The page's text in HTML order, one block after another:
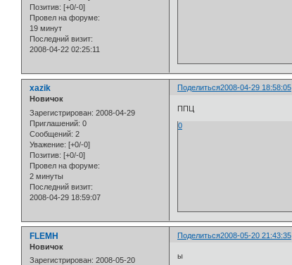
Позитив: [+0/-0]
Провел на форуме:
19 минут
Последний визит:
2008-04-22 02:25:11
Поделиться2008-04-29 18:58:05
xazik
Новичок
Зарегистрирован: 2008-04-29
Приглашений: 0
Сообщений: 2
Уважение: [+0/-0]
Позитив: [+0/-0]
Провел на форуме:
2 минуты
Последний визит:
2008-04-29 18:59:07
ППЦ
0
Поделиться2008-05-20 21:43:35
FLEMH
Новичок
Зарегистрирован: 2008-05-20
ы